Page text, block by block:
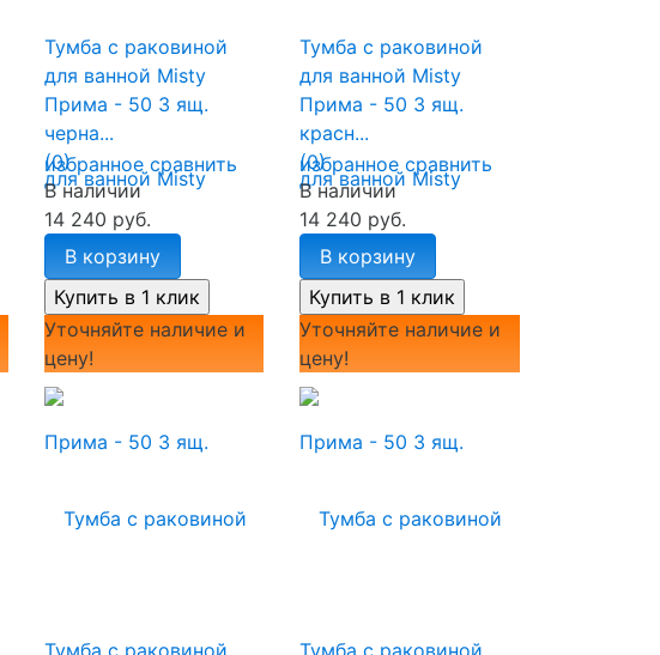
избранное сравнить
Тумба с раковиной
для ванной Misty
Прима - 50 3 ящ.
черна...
(0)
В наличии
14 240 руб.
В корзину
избранное сравнить
Тумба с раковиной
для ванной Misty
Прима - 50 3 ящ.
красн...
(0)
В наличии
14 240 руб.
В корзину
Уточняйте наличие и
цену!
Уточняйте наличие и
цену!